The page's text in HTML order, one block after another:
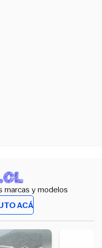
marcas y modelos
ACÁ